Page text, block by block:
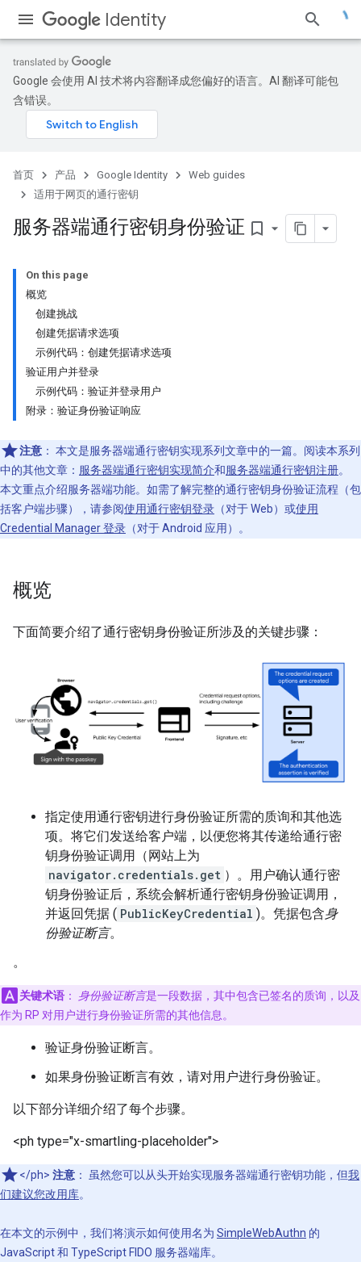
Identity
Google 会使用 AI 技术将内容翻译成您偏好的语言。AI 翻译可能包
含错误。
首页 产品 Google Identity
Web guides
适用于网页的通行密钥
服务器端通行密钥身份验证 bookmark_border
On this page
概览
创建挑战
创建凭据请求选项
示例代码：创建凭据请求选项
验证用户并登录
示例代码：验证并登录用户
附录：验证身份验证响应
注意 ： 本文是服务器端通行密钥实现系列文章中的一篇。阅读本系列
中的其他文章： 服务器端通行密钥实现简介和服务器端通行密钥注册。
本文重点介绍服务器端功能。如需了解完整的通行密钥身份验证流程（包
括客户端步骤），请参阅使用通行密钥登录 （对于 Web）或使用
Credential Manager 登录 （对于 Android 应用）。
概览
下面简要介绍了通行密钥身份验证所涉及的关键步骤：
指定使用通行密钥进行身份验证所需的质询和其他选
项。将它们发送给客户端，以便您将其传递给通行密
钥身份验证调用（网站上为
navigator.credentials.get ）。用户确认通行密
钥身份验证后，系统会解析通行密钥身份验证调用，
并返回凭据 ( PublicKeyCredential )。凭据包含身
份验证断言。
。
关键术语 ： 身份验证断言是一段数据，其中包含已签名的质询，以及
作为 RP 对用户进行身份验证所需的其他信息。
验证身份验证断言。
如果身份验证断言有效，请对用户进行身份验证。
以下部分详细介绍了每个步骤。
<ph type="x-smartling-placeholder">
</ph> 注意 ： 虽然您可以从头开始实现服务器端通行密钥功能，但我
们建议您改用库。
在本文的示例中，我们将演示如何使用名为 SimpleWebAuthn 的
JavaScript 和 TypeScript FIDO 服务器端库。